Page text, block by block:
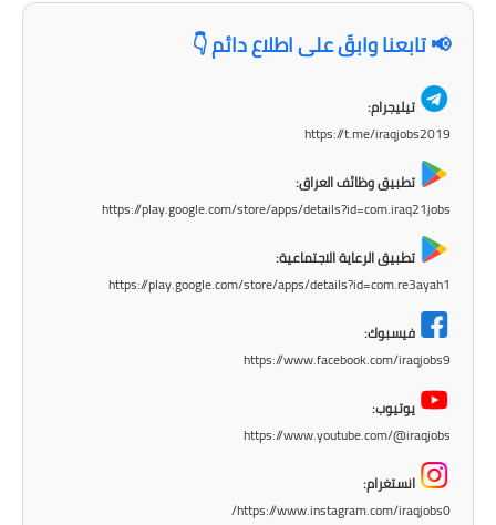
📢 تابعنا وابقَ على اطلاع دائم 👇
تيليجرام:
https://t.me/iraqjobs2019
تطبيق وظائف العراق:
https://play.google.com/store/apps/details?id=com.iraq21jobs
تطبيق الرعاية الاجتماعية:
https://play.google.com/store/apps/details?id=com.re3ayah1
فيسبوك:
https://www.facebook.com/iraqjobs9
يوتيوب:
https://www.youtube.com/@iraqjobs
انستغرام:
https://www.instagram.com/iraqjobs0/